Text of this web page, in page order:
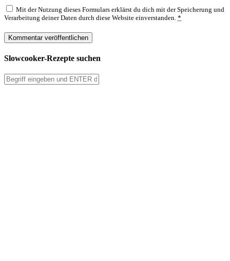
Mit der Nutzung dieses Formulars erklärst du dich mit der Speicherung und
Verarbeitung deiner Daten durch diese Website einverstanden. *
Slowcooker-Rezepte suchen